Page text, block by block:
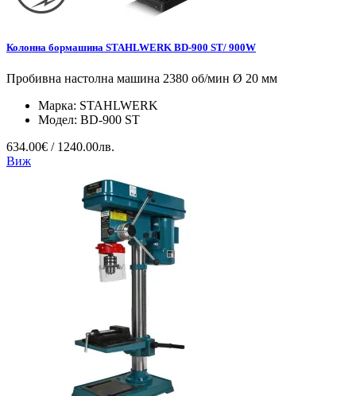
Колонна бормашина STAHLWERK BD-900 ST/ 900W
Пробивна настолна машина 2380 об/мин Ø 20 мм
Марка: STAHLWERK
Модел: BD-900 ST
634.00€ / 1240.00лв.
Виж